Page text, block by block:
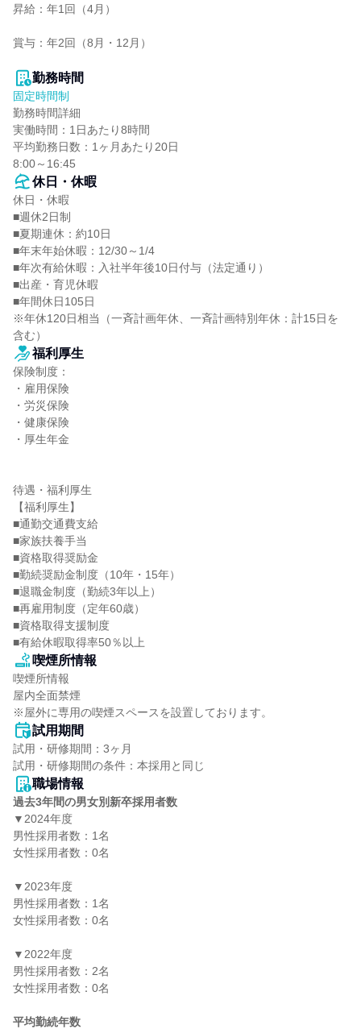
昇給：年1回（4月）
賞与：年2回（8月・12月）
勤務時間
固定時間制
勤務時間詳細
実働時間：1日あたり8時間
平均勤務日数：1ヶ月あたり20日
8:00～16:45
休日・休暇
休日・休暇
■週休2日制
■夏期連休：約10日
■年末年始休暇：12/30～1/4
■年次有給休暇：入社半年後10日付与（法定通り）
■出産・育児休暇
■年間休日105日
※年休120日相当（一斉計画年休、一斉計画特別年休：計15日を
含む）
福利厚生
保険制度：
・雇用保険
・労災保険
・健康保険
・厚生年金
待遇・福利厚生
【福利厚生】
■通勤交通費支給
■家族扶養手当
■資格取得奨励金
■勤続奨励金制度（10年・15年）
■退職金制度（勤続3年以上）
■再雇用制度（定年60歳）
■資格取得支援制度
■有給休暇取得率50％以上
喫煙所情報
喫煙所情報
屋内全面禁煙
※屋外に専用の喫煙スペースを設置しております。
試用期間
試用・研修期間：3ヶ月
職場情報
過去3年間の男女別新卒採用者数
▼2024年度
男性採用者数：1名
女性採用者数：0名
▼2023年度
男性採用者数：1名
女性採用者数：0名
▼2022年度
男性採用者数：2名
女性採用者数：0名
平均勤続年数